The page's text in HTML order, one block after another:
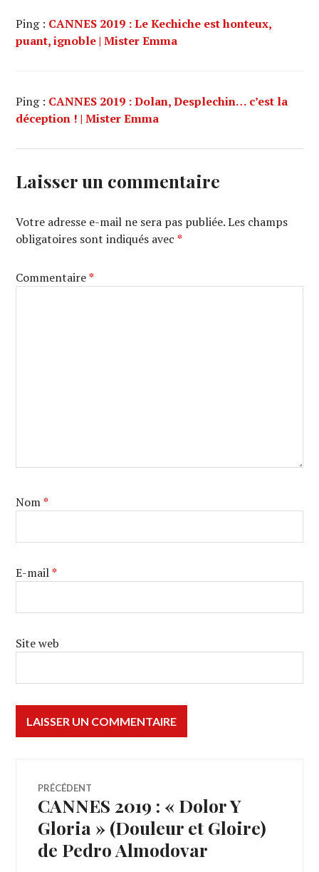
Ping : CANNES 2019 : Le Kechiche est honteux,
puant, ignoble | Mister Emma
Ping : CANNES 2019 : Dolan, Desplechin… c’est la
déception ! | Mister Emma
Laisser un commentaire
Votre adresse e-mail ne sera pas publiée. Les champs
obligatoires sont indiqués avec*
Commentaire*
Nom*
E-mail*
Site web
Navigation
de
PRÉCÉDENT
Article
précédent :
CANNES 2019 : « Dolor Y
Gloria » (Douleur et Gloire)
de Pedro Almodovar